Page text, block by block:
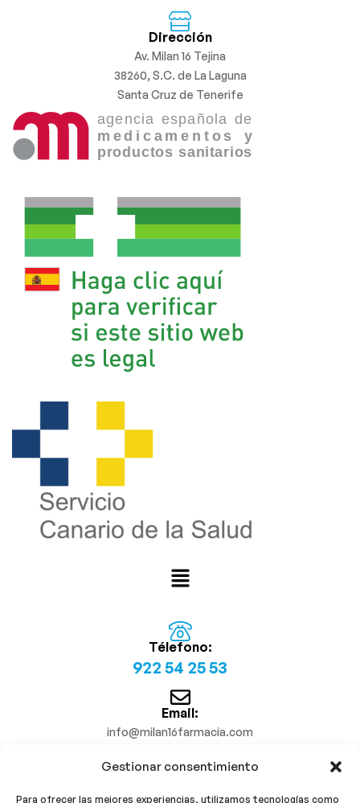
Gestionar consentimiento
Para ofrecer las mejores experiencias, utilizamos tecnologías como
Dirección
Av. Milan 16 Tejina
38260, S.C. de La Laguna
Santa Cruz de Tenerife
Télefono:
922 54 25 53
Email:
info@milan16farmacia.com
¡Síguenos!